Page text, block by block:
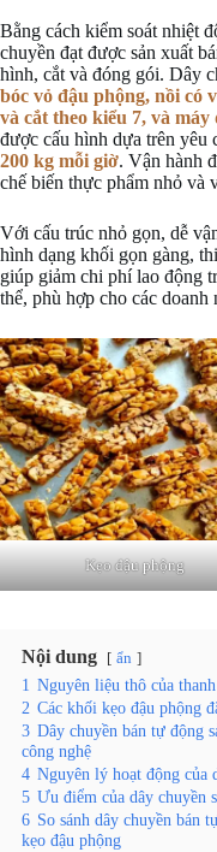
Bằng cách kiểm soát nhiệt
chuyền đạt được sản xuất
hình, cắt và đóng gói. Dây
bóc vỏ đậu phộng, nồi có
và cắt theo kiểu 7, và máy
được cấu hình dựa trên yêu
200 kg mỗi giờ. Vận hành
chế biến thực phẩm nhỏ và
Với cấu trúc nhỏ gọn, dễ
hình dạng khối gọn gàng,
giúp giảm chi phí lao động
thể, phù hợp cho các
Kẹo đậu phộng
Nội dung ẩn
1 Nguyên liệu thô của
2 Các khối kẹo đậu phộng
3 Dây chuyền bán tự động
công nghệ
4 Nguyên lý hoạt động của
5 Ưu điểm của dây chuyền
6 So sánh dây chuyền bán
kẹo đậu phộng